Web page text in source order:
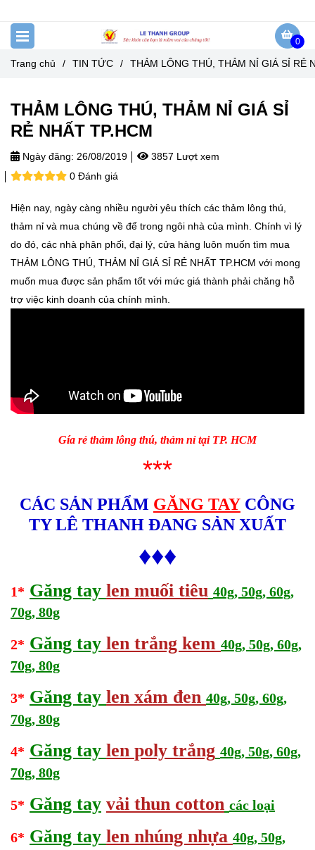
0
Trang chủ / TIN TỨC / THẢM LÔNG THÚ, THẢM NỈ GIÁ SỈ RẺ
THẢM LÔNG THÚ, THẢM NỈ GIÁ SỈ
RẺ NHẤT TP.HCM
Ngày đăng: 26/08/2019
3857 Lượt xem
0 Đánh giá
Hiện nay, ngày càng nhiều người yêu thích các thảm lông thú,
thảm nỉ và mua chúng về để trong ngôi nhà của mình. Chính vì lý
do đó, các nhà phân phối, đại lý, cửa hàng luôn muốn tìm mua
THẢM LÔNG THÚ, THẢM NỈ GIÁ SỈ RẺ NHẤT TP.HCM với mong
muốn mua được sản phẩm tốt với mức giá thành phải chăng hỗ
trợ việc kinh doanh của chính mình.
Gía rẻ thảm lông thú, thảm nỉ tại TP. HCM
***
CÁC SẢN PHẨM GĂNG TAY CÔNG
TY LÊ THANH ĐANG SẢN XUẤT
♦♦♦
1* Găng tay len muối tiêu 40g, 50g, 60g,
70g, 80g
2* Găng tay len trắng kem 40g, 50g, 60g,
70g, 80g
3* Găng tay len xám đen 40g, 50g, 60g,
70g, 80g
4* Găng tay len poly trắng 40g, 50g, 60g,
70g, 80g
5* Găng tay vải thun cotton các loại
6* Găng tay len nhúng nhựa 40g, 50g,